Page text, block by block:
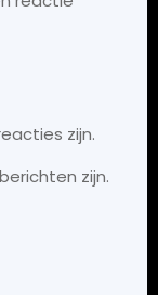
zijn.
zijn.